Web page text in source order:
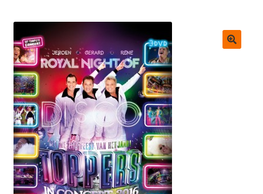
Afrekenen
Naar Ticketpoint.nl